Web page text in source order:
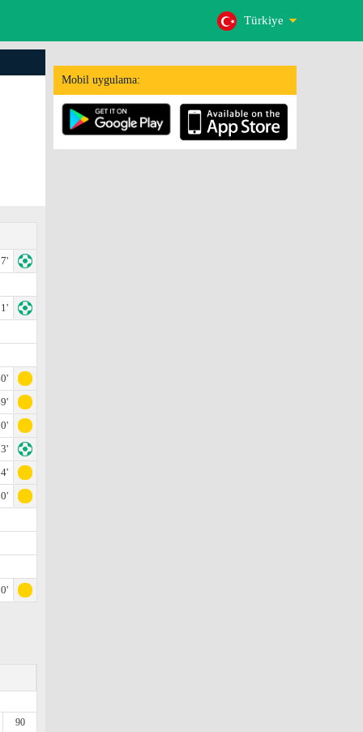
Türkiye
Mobil uygulama:
90